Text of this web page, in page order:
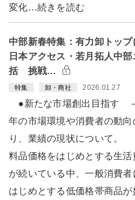
変化…続きを読む
中部新春特集：有力卸トップ
日本アクセス・若月拓人中
括 挑戦…
特集 卸・商社 2026.01.27
●新たな市場創出目指す
年の市場環境や消費者の動向
り、業績の現状について
料品価格をはじめとする生活
が続いている中、一般消費者
はじめとする低価格帯商品が